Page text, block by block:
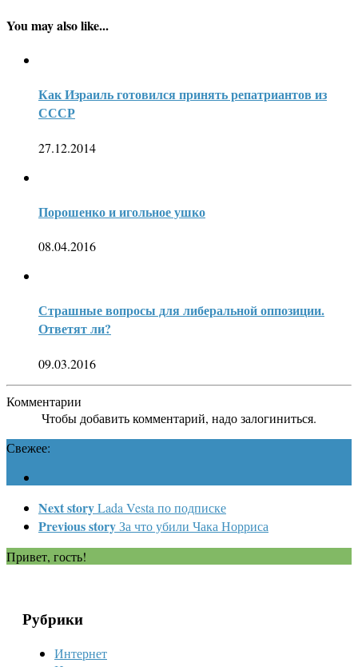
You may also like...
Как Израиль готовился принять репатриантов из
СССР
27.12.2014
Порошенко и игольное ушко
08.04.2016
Страшные вопросы для либеральной оппозиции.
Ответят ли?
09.03.2016
Комментарии
Чтобы добавить комментарий, надо залогиниться.
Свежее:
Next storyLada Vesta по подписке
Previous storyЗа что убили Чака Норриса
Привет, гость!
Рубрики
Интернет